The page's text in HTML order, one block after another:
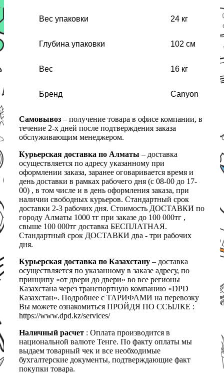
Вес упаковки 24 кг
Глубина упаковки 102 см
Вес 16 кг
Бренд Canyon
Самовывоз – получение товара в офисе компании, в
течение 2-х дней после подтверждения заказа
обслуживающим менеджером.
Курьерская доставка по Алматы – доставка
осуществляется по адресу указанному при
оформлении заказа, заранее оговаривается время и
день доставки в рамках рабочего дня (с 08-00 до 17-
00) , в том числе и в день оформления заказа, при
наличии свободных курьеров. Стандартный срок
доставки 2-3 рабочих дня. Стоимость ДОСТАВКИ по
городу Алматы 1000 тг при заказе до 100 000тг ,
свыше 100 000тг доставка БЕСПЛАТНАЯ.
Стандартный срок ДОСТАВКИ два - три рабочих
дня.
Курьерская доставка по Казахстану – доставка
осуществляется по указанному в заказе адресу, по
принципу «от двери до двери» во все регионы
Казахстана через транспортную компанию «DPD
Казахстан». Подробнее с ТАРИФАМИ на перевозку
Вы можете ознакомиться ПРОЙДЯ ПО ССЫЛКЕ :
https://www.dpd.kz/services/
Наличный расчет : Оплата производится в
национальной валюте Тенге. По факту оплаты мы
выдаем товарный чек и все необходимые
бухгалтерские документы, подтверждающие факт
покупки товара.